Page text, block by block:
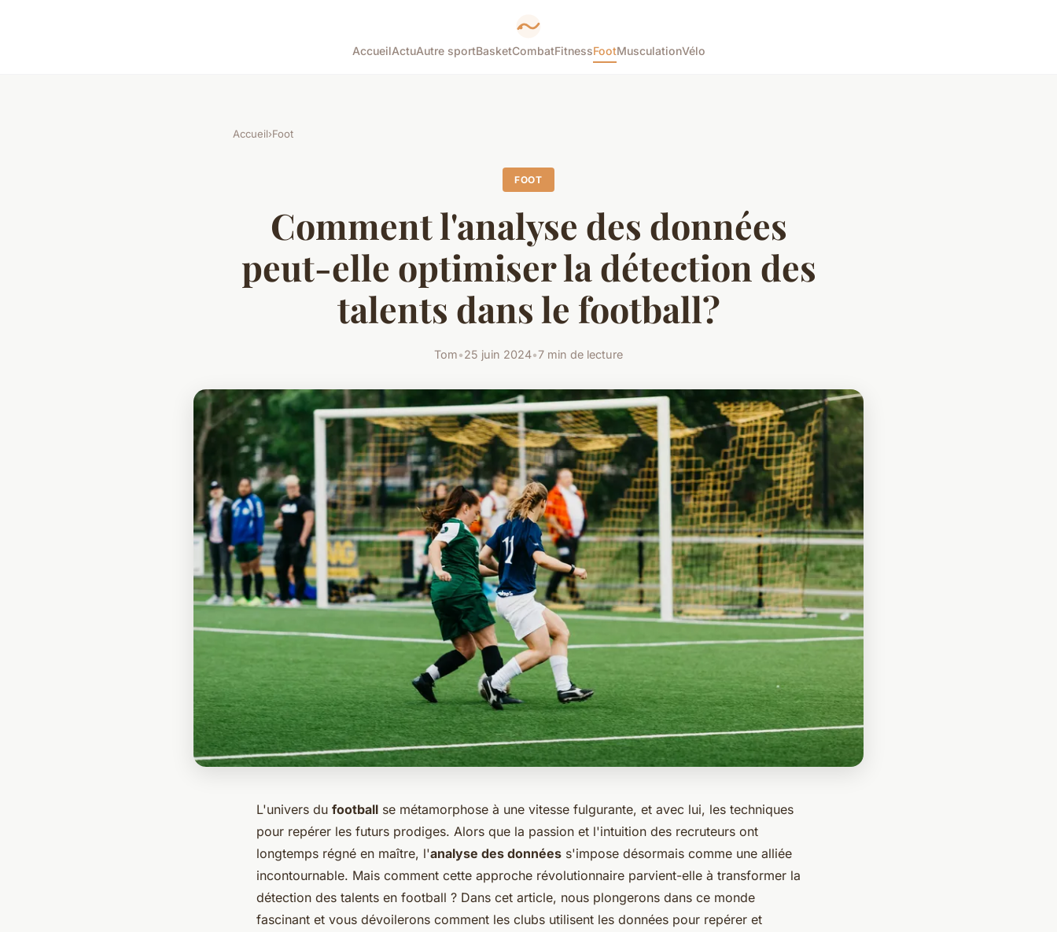
AccueilActuAutre sportBasketCombatFitnessFootMusculationVélo
Accueil›Foot
FOOT
Comment l'analyse des données
peut-elle optimiser la détection des
talents dans le football?
Tom•25 juin 2024•7 min de lecture
L'univers du football se métamorphose à une vitesse fulgurante, et avec lui, les techniques
pour repérer les futurs prodiges. Alors que la passion et l'intuition des recruteurs ont
longtemps régné en maître, l'analyse des données s'impose désormais comme une alliée
incontournable. Mais comment cette approche révolutionnaire parvient-elle à transformer la
détection des talents en football ? Dans cet article, nous plongerons dans ce monde
fascinant et vous dévoilerons comment les clubs utilisent les données pour repérer et